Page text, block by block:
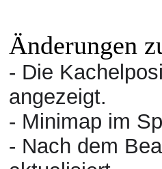
Änderungen
- Die
angezeigt.
- Minimap im
- Nach dem